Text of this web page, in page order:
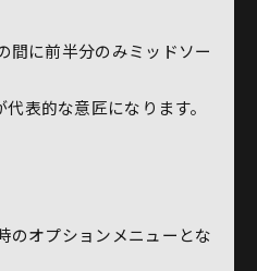
間に前半分のみミッドソー
表的な意匠になります。
オプションメニューとな